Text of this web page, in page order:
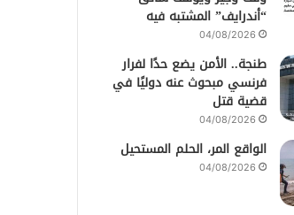
“أندرايف” المشتبه فيه
04/08/2026
طنجة.. الأمن يضع حدًا لفرار
فرنسي مبحوث عنه دوليًا في
قضية قتل
04/08/2026
الواقع المر، الحلم المستحيل
04/08/2026